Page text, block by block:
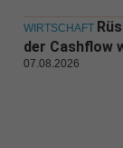
WIRTSCHAFT
der Cashflow
07.08.2026